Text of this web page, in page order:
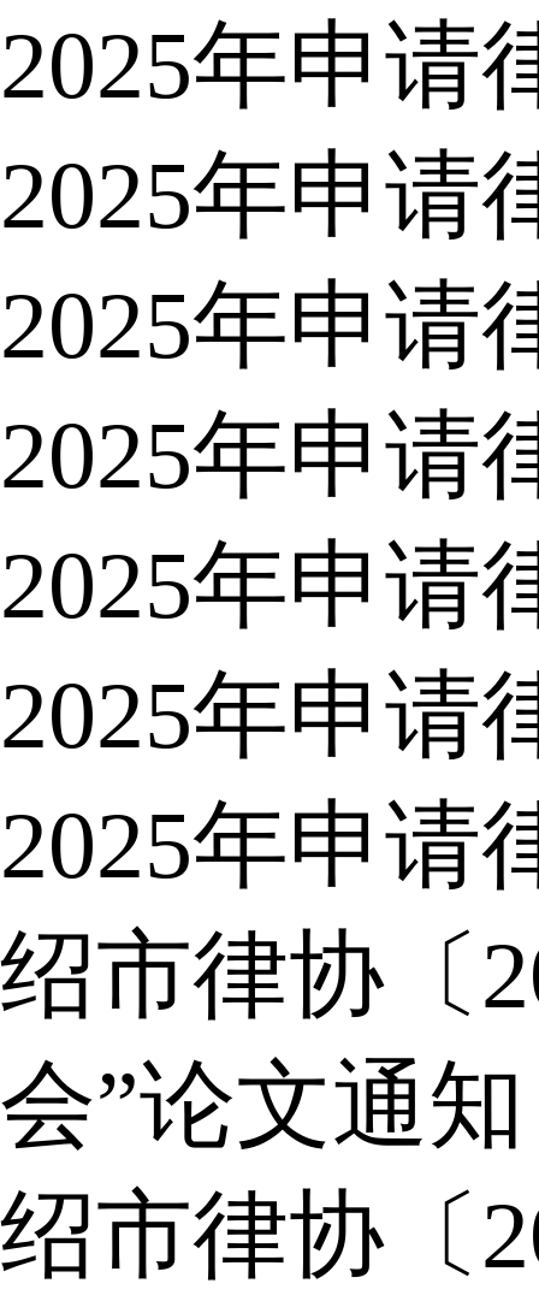
2025年申请
2025年申请
2025年申请
2025年申请
2025年申请
2025年申请
2025年申请
绍市律协〔
会”论文通知
绍市律协〔